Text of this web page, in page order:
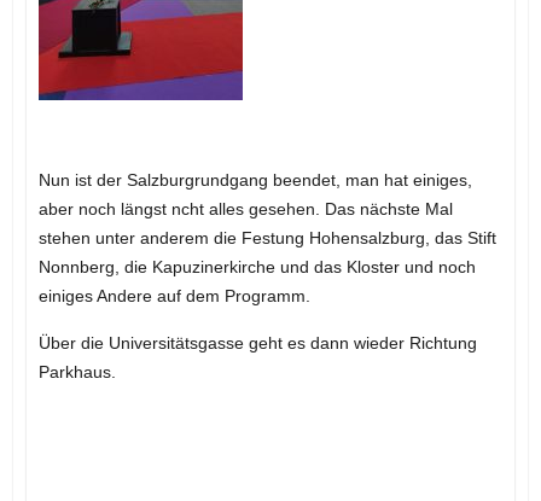
Nun ist der Salzburgrundgang beendet, man hat einiges,
aber noch längst ncht alles gesehen. Das nächste Mal
stehen unter anderem die Festung Hohensalzburg, das Stift
Nonnberg, die Kapuzinerkirche und das Kloster und noch
einiges Andere auf dem Programm.
Über die Universitätsgasse geht es dann wieder Richtung
Parkhaus.